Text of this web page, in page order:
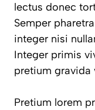
lectus donec
Semper
integer nisi
Integer primis
pretium gravida
Pretium lorem